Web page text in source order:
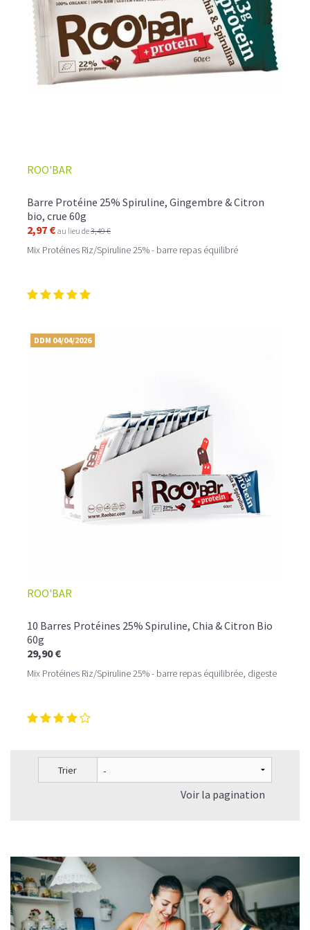
ROO'BAR
Barre Protéine 25% Spiruline, Gingembre & Citron
bio, crue 60g
2,97 € au lieu de3,49 €
Mix Protéines Riz/Spiruline 25% - barre repas équilibré
DDM 04/04/2026
ROO'BAR
10 Barres Protéines 25% Spiruline, Chia & Citron Bio
60g
29,90 €
Mix Protéines Riz/Spiruline 25% - barre repas équilibrée, digeste
Trier
Voir la pagination